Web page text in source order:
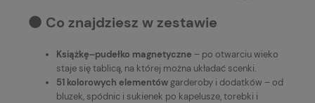
⚫️ Co znajdziesz w zestawie
Książkę–pudełko magnetyczne – po otwarciu wieko
staje się tablicą, na której można układać scenki.
51 kolorowych elementów garderoby i dodatków – od
bluzek, spódnic i sukienek po kapelusze, torebki i